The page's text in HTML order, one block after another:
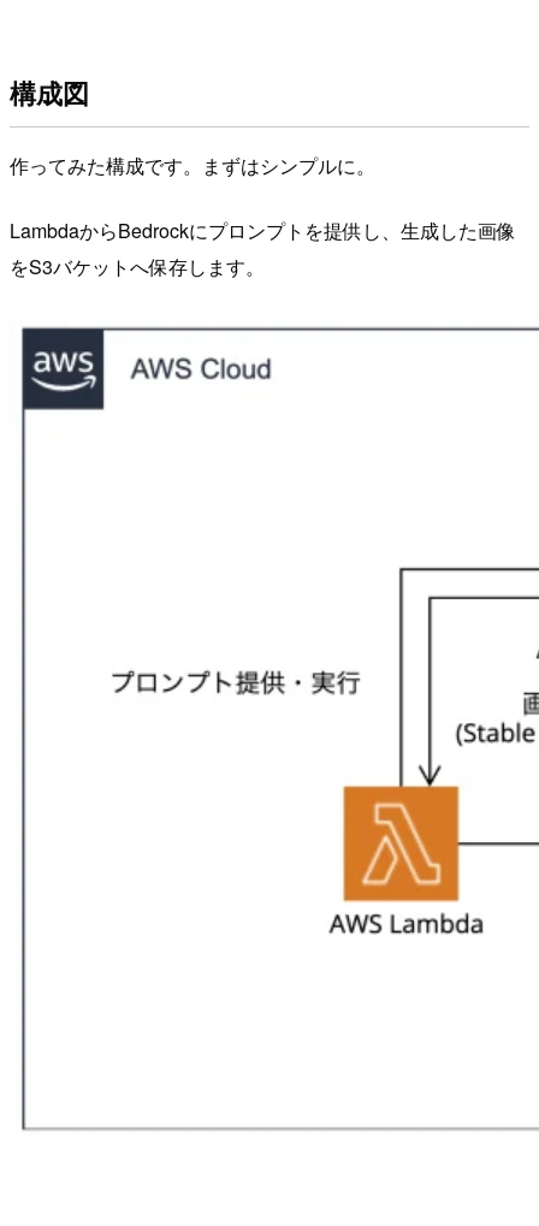
構成図
作ってみた構成です。まずはシンプルに。
LambdaからBedrockにプロンプトを提供し、生成した画像
をS3バケットへ保存します。